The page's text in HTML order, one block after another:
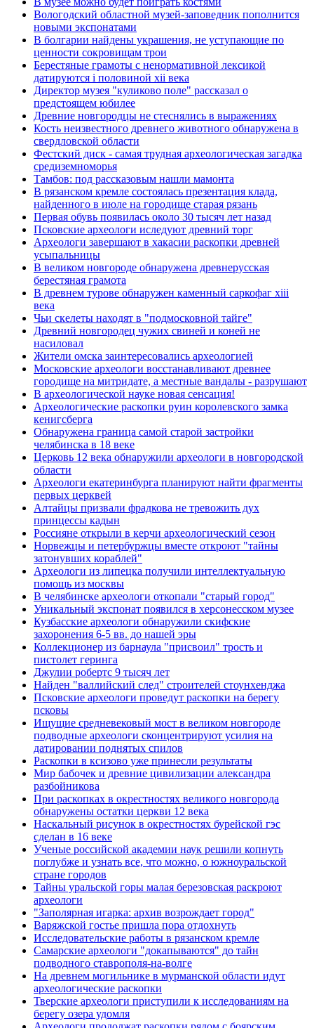
Вологодский областной музей-заповедник пополнится
новыми экспонатами
В болгарии найдены украшения, не уступающие по
ценности сокровищам трои
Берестяные грамоты с ненормативной лексикой
датируются i половиной xii века
Директор музея "куликово поле" рассказал о
предстоящем юбилее
Древние новгородцы не стеснялись в выражениях
Кость неизвестного древнего животного обнаружена в
свердловской области
Фестский диск - самая трудная археологическая загадка
средиземноморья
Тамбов: под рассказовым нашли мамонта
В рязанском кремле состоялась презентация клада,
найденного в июле на городище старая рязань
Первая обувь появилась около 30 тысяч лет назад
Псковские археологи иследуют древний торг
Археологи завершают в хакасии раскопки древней
усыпальницы
В великом новгороде обнаружена древнерусская
берестяная грамота
В древнем турове обнаружен каменный саркофаг xiii
века
Чьи скелеты находят в "подмосковной тайге"
Древний новгородец чужих свиней и коней не
насиловал
Жители омска заинтересовались археологией
Московские археологи восстанавливают древнее
городище на митридате, а местные вандалы - разрушают
В археологической науке новая сенсация!
Археологические раскопки руин королевского замка
кенигсберга
Обнаружена граница самой старой застройки
челябинска в 18 веке
Церковь 12 века обнаружили археологи в новгородской
области
Археологи екатеринбурга планируют найти фрагменты
первых церквей
Алтайцы призвали фрадкова не тревожить дух
принцессы кадын
Россияне открыли в керчи археологический сезон
Норвежцы и петербуржцы вместе откроют "тайны
затонувших кораблей"
Археологи из липецка получили интеллектуальную
помощь из москвы
В челябинске археологи откопали "старый город"
Уникальный экспонат появился в херсонесском музее
Кузбасские археологи обнаружили скифские
захоронения 6-5 вв. до нашей эры
Коллекционер из барнаула "присвоил" трость и
пистолет геринга
Джулии робертс 9 тысяч лет
Найден "валлийский след" строителей стоунхенджа
Псковские археологи проведут раскопки на берегу
псковы
Ищущие средневековый мост в великом новгороде
подводные археологи сконцентрируют усилия на
датировании поднятых спилов
Раскопки в ксизово уже принесли результаты
Мир бабочек и древние цивилизации александра
разбойникова
При раскопках в окрестностях великого новгорода
обнаружены остатки церкви 12 века
Наскальный рисунок в окрестностях бурейской гэс
сделан в 16 веке
Ученые российской академии наук решили копнуть
поглубже и узнать все, что можно, о южноуральской
стране городов
Тайны уральской горы малая березовская раскроют
археологи
"Заполярная игарка: архив возрождает город"
Варяжской гостье пришла пора отдохнуть
Исследовательские работы в рязанском кремле
Самарские археологи "докапываются" до тайн
подводного ставрополя-на-волге
На древнем могильнике в мурманской области идут
археологические раскопки
Тверские археологи приступили к исследованиям на
берегу озера удомля